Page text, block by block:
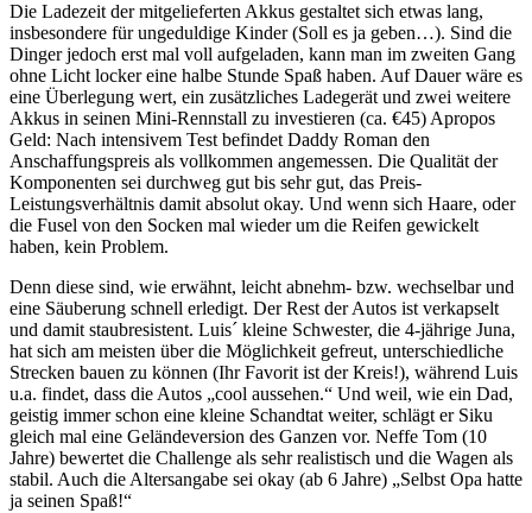
Die Ladezeit der mitgelieferten Akkus gestaltet sich etwas lang,
insbesondere für ungeduldige Kinder (Soll es ja geben…). Sind die
Dinger jedoch erst mal voll aufgeladen, kann man im zweiten Gang
ohne Licht locker eine halbe Stunde Spaß haben. Auf Dauer wäre es
eine Überlegung wert, ein zusätzliches Ladegerät und zwei weitere
Akkus in seinen Mini-Rennstall zu investieren (ca. €45) Apropos
Geld: Nach intensivem Test befindet Daddy Roman den
Anschaffungspreis als vollkommen angemessen. Die Qualität der
Komponenten sei durchweg gut bis sehr gut, das Preis-
Leistungsverhältnis damit absolut okay. Und wenn sich Haare, oder
die Fusel von den Socken mal wieder um die Reifen gewickelt
haben, kein Problem.
Denn diese sind, wie erwähnt, leicht abnehm- bzw. wechselbar und
eine Säuberung schnell erledigt. Der Rest der Autos ist verkapselt
und damit staubresistent. Luis´ kleine Schwester, die 4-jährige Juna,
hat sich am meisten über die Möglichkeit gefreut, unterschiedliche
Strecken bauen zu können (Ihr Favorit ist der Kreis!), während Luis
u.a. findet, dass die Autos „cool aussehen.“ Und weil, wie ein Dad,
geistig immer schon eine kleine Schandtat weiter, schlägt er Siku
gleich mal eine Geländeversion des Ganzen vor. Neffe Tom (10
Jahre) bewertet die Challenge als sehr realistisch und die Wagen als
stabil. Auch die Altersangabe sei okay (ab 6 Jahre) „Selbst Opa hatte
ja seinen Spaß!“